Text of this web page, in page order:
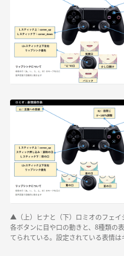
▲（上）ヒナと（下）ロミオのフェイ
各ボタンに目や口の動きと、8種類の
てられている。設定されている表情